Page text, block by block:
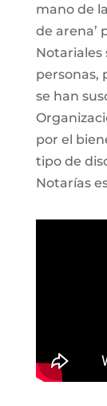
mano de
de arena’
Notariales
personas,
se han
por el
tipo de
Notarías